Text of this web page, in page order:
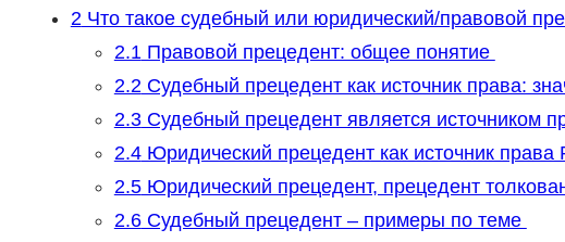
2Что такое судебный или юридический/правовой
2.1Правовой прецедент: общее понятие
2.2Судебный прецедент как источник права:
2.3Судебный прецедент является источником
2.4Юридический прецедент как источник
2.5Юридический прецедент, прецедент
2.6Судебный прецедент – примеры по теме